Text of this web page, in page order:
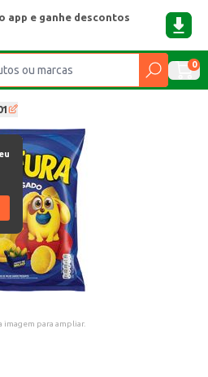
app e ganhe descontos
0
imagem para ampliar.